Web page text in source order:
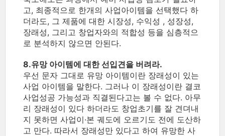
고, 최종적으로 한개의 사업아이템을 선택했다 하
더라도, 그 제품에 대한 시장성, 수익성 , 성장성,
장래성, 그리고 창업자와의 적합성 등을 심층적으
로 분석하지 않으면 안된다.
8.유망 아이템에 대한 선입견을 버려라.
우선 문자 그대로 유망 아이템이란 장래성이 있는
사업 아이템을 말한다. 그러나 이 장래성이란 결코
사업성공 가능성과 직결된다고는 볼 수 없다. 아무
리 장래성이 있다 하더라도 창업초기를 잘 견뎌내
지 못하면 사업이·본 궤도에 오르기도 전에 도산하
고 만다. 따라서 장래성만 있다고 하여 유망한 사